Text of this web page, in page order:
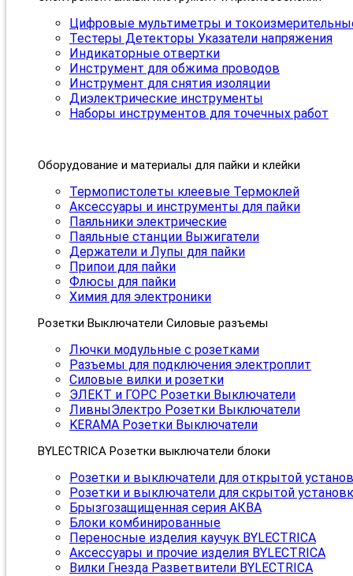
Цифровые мультиметры и
Тестеры Детекторы Указатели напряжения
Индикаторные отвертки
Инструмент для обжима проводов
Инструмент для снятия изоляции
Диэлектрические инструменты
Наборы инструментов для точечных работ
Оборудование и материалы для пайки и клейки
Термопистолеты клеевые Термоклей
Аксессуары и инструменты для пайки
Паяльники электрические
Паяльные станции Выжигатели
Держатели и Лупы для пайки
Припои для пайки
Флюсы для пайки
Химия для электроники
Розетки Выключатели Силовые разъемы
Лючки модульные с розетками
Разъемы для подключения электроплит
Силовые вилки и розетки
ЭЛЕКТ и ГОРС Розетки Выключатели
ЛивныЭлектро Розетки Выключатели
KERAMA Розетки Выключатели
BYLECTRICA Розетки выключатели блоки
Розетки и выключатели для открытой
Розетки и выключатели для скрытой
Брызгозащищенная серия АКВА
Блоки комбинированные
Переносные изделия каучук BYLECTRICA
Аксессуары и прочие изделия BYLECTRICA
Вилки Гнезда Разветвители BYLECTRICA